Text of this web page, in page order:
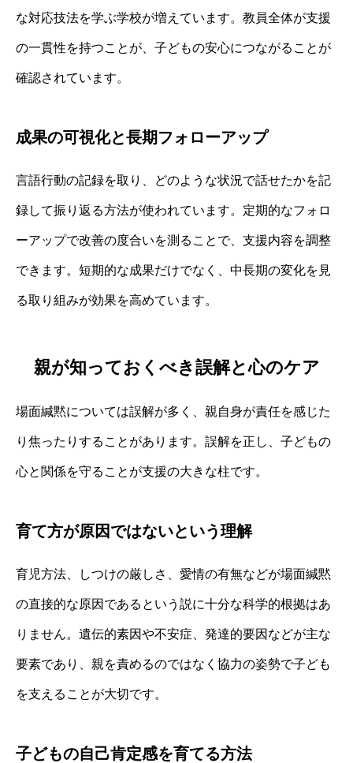
な対応技法を学ぶ学校が増えています。教員全体が支援
の一貫性を持つことが、子どもの安心につながることが
確認されています。
成果の可視化と長期フォローアップ
言語行動の記録を取り、どのような状況で話せたかを記
録して振り返る方法が使われています。定期的なフォロ
ーアップで改善の度合いを測ることで、支援内容を調整
できます。短期的な成果だけでなく、中長期の変化を見
る取り組みが効果を高めています。
親が知っておくべき誤解と心のケア
場面緘黙については誤解が多く、親自身が責任を感じた
り焦ったりすることがあります。誤解を正し、子どもの
心と関係を守ることが支援の大きな柱です。
育て方が原因ではないという理解
育児方法、しつけの厳しさ、愛情の有無などが場面緘黙
の直接的な原因であるという説に十分な科学的根拠はあ
りません。遺伝的素因や不安症、発達的要因などが主な
要素であり、親を責めるのではなく協力の姿勢で子ども
を支えることが大切です。
子どもの自己肯定感を育てる方法